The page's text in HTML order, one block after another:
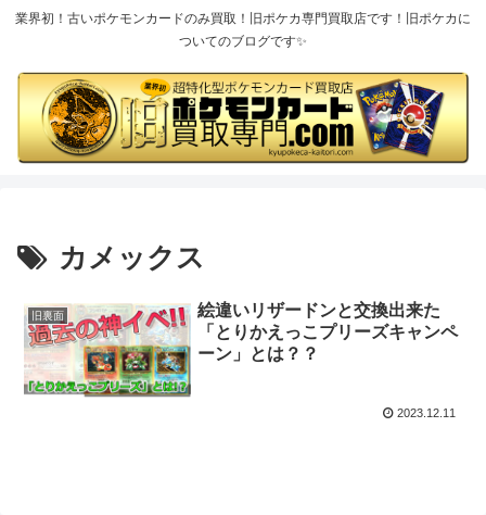
業界初！古いポケモンカードのみ買取！旧ポケカ専門買取店です！旧ポケカに
ついてのブログです✨
カメックス
旧裏面
絵違いリザードンと交換出来た
「とりかえっこプリーズキャンペ
ーン」とは？？
2023.12.11